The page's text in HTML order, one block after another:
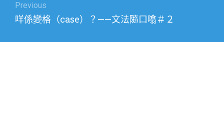
navigation
Previous
Previous
咩係變格（case）？——文法隨口噏＃２